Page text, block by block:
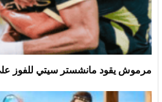
مرموش يقود مانشستر سيتي للفوز على